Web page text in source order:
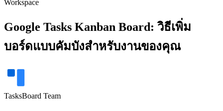
Workspace
Google Tasks Kanban Board: วิธีเพิ่ม
บอร์ดแบบคัมบังสำหรับงานของคุณ
TasksBoard Team